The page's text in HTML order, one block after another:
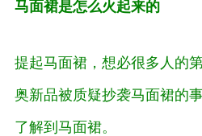
马面裙是怎么火起来的
提起马面裙，想必很多人的
奥新品被质疑抄袭马面裙的
了解到马面裙。